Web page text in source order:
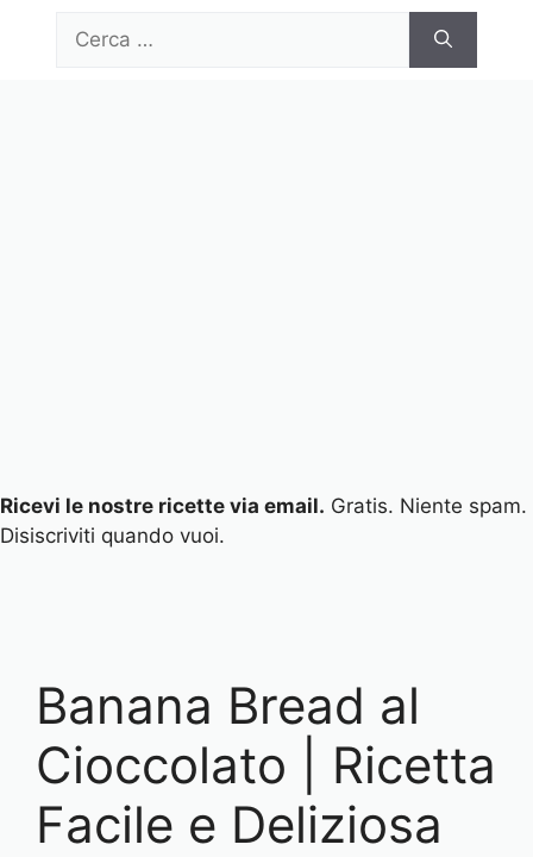
per:
Ricevi le nostre ricette via email. Gratis. Niente spam.
Disiscriviti quando vuoi.
Banana Bread al
Cioccolato | Ricetta
Facile e Deliziosa